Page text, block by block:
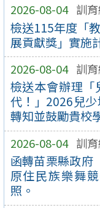
2026-08-04 訓
檢送115年度「
展貢獻獎」實施
2026-08-04 訓
檢送本會辦理
代！」2026兒
轉知並鼓勵貴校
2026-08-04 訓
函轉苗栗縣政府
原住民族樂舞
照。